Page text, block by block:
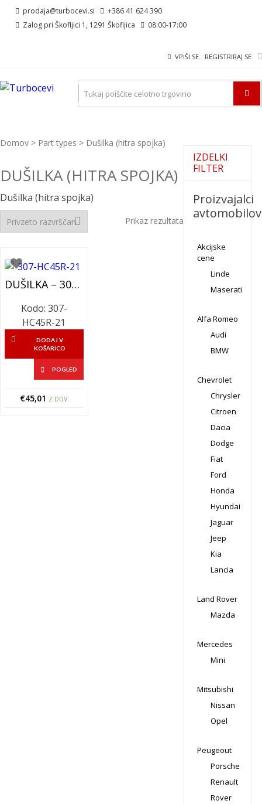
Skip
Skip prodaja@turbocevi.si
+386 41 624 390
Zalog pri Škofljici 1, 1291 Škofljica
08:00-17:00
VPIŠI SE REGISTRIRAJ SE
TURBOCEVI
Turbo ideal – turbo cevi
Domov > Part types > Dušilka (hitra spojka)
DUŠILKA (HITRA SPOJKA)
Dušilka (hitra spojka)
Prikaz rezultata
DUŠILKA – 307-HC45R-21 – (hitra Spojka)
Kodo: 307-
HC45R-21
DODAJ V
KOŠARICO
POGLED
€45,01 Z DDV
IZDELKI
FILTER
Proizvajalci
avtomobilov
Akcijske
cene
Linde
Maserati
Alfa Romeo
Audi
BMW
Chevrolet
Chrysler
Citroen
Dacia
Dodge
Fiat
Ford
Honda
Hyundai
Jaguar
Jeep
Kia
Lancia
Land Rover
Mazda
Mercedes
Mini
Mitsubishi
Nissan
Opel
Peugeout
Porsche
Renault
Rover